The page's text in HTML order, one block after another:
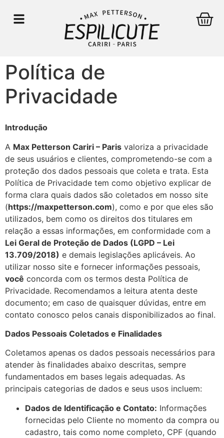
Política de
Privacidade
Introdução
A Max Petterson Cariri – Paris valoriza a privacidade
de seus usuários e clientes, comprometendo-se com a
proteção dos dados pessoais que coleta e trata. Esta
Política de Privacidade tem como objetivo explicar de
forma clara quais dados são coletados em nosso site
(https://maxpetterson.com), como e por que eles são
utilizados, bem como os direitos dos titulares em
relação a essas informações, em conformidade com a
Lei Geral de Proteção de Dados (LGPD – Lei
13.709/2018) e demais legislações aplicáveis. Ao
utilizar nosso site e fornecer informações pessoais,
você concorda com os termos desta Política de
Privacidade. Recomendamos a leitura atenta deste
documento; em caso de quaisquer dúvidas, entre em
contato conosco pelos canais disponibilizados ao final.
Dados Pessoais Coletados e Finalidades
Coletamos apenas os dados pessoais necessários para
atender às finalidades abaixo descritas, sempre
fundamentados em bases legais adequadas. As
principais categorias de dados e seus usos incluem:
Dados de Identificação e Contato: Informações
fornecidas pelo Cliente no momento da compra ou
cadastro, tais como nome completo, CPF (quando